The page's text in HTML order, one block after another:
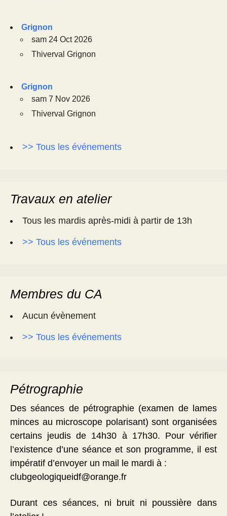
Grignon
sam 24 Oct 2026
Thiverval Grignon
Grignon
sam 7 Nov 2026
Thiverval Grignon
>> Tous les événements
Travaux en atelier
Tous les mardis après-midi à partir de 13h
>> Tous les événements
Membres du CA
Aucun évènement
>> Tous les événements
Pétrographie
Des séances de pétrographie (examen de lames
minces au microscope polarisant) sont organisées
certains jeudis de 14h30 à 17h30. Pour vérifier
l’existence d’une séance et son programme, il est
impératif d’envoyer un mail le mardi à :
clubgeologiqueidf@orange.fr
Durant ces séances, ni bruit ni poussière dans